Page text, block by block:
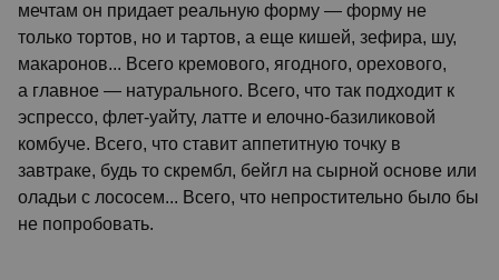
мечтам он придает реальную форму — форму не
только тортов, но и тартов, а еще кишей, зефира, шу,
макаронов... Всего кремового, ягодного, орехового,
а главное — натурального. Всего, что так подходит к
эспрессо, флет-уайту, латте и елочно-базиликовой
комбуче. Всего, что ставит аппетитную точку в
завтраке, будь то скрембл, бейгл на сырной основе или
оладьи с лососем... Всего, что непростительно было бы
не попробовать.